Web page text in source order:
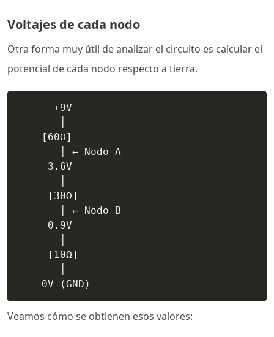
Voltajes de cada nodo
Otra forma muy útil de analizar el circuito es calcular el
potencial de cada nodo respecto a tierra.
      +9V
    [60Ω]
       │ ← Nodo A
     3.6V
     [30Ω]
       │ ← Nodo B
     0.9V
     [10Ω]
    0V (GND)
Veamos cómo se obtienen esos valores: